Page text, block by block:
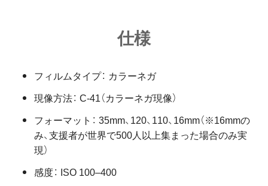
仕様
フィルムタイプ： カラーネガ
現像方法： C-41（カラーネガ現像）
フォーマット： 35mm、120、110、16mm（※16mmの
み、支援者が世界で500人以上集まった場合のみ実
現）
感度： ISO 100–400